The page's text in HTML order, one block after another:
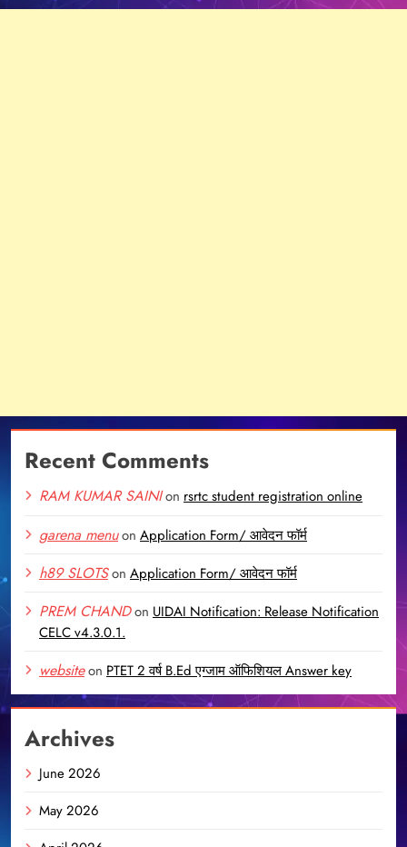
Recent Comments
RAM KUMAR SAINIon rsrtc student registration online
garena menuon Application Form/ आवेदन फॉर्म
h89 SLOTSon Application Form/ आवेदन फॉर्म
PREM CHANDon UIDAI Notification: Release Notification
CELC v4.3.0.1.
websiteon PTET 2 वर्ष B.Ed एग्जाम ऑफिशियल Answer key
Archives
June 2026
May 2026